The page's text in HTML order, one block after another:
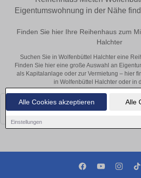
Alle Cookies akzeptieren Alle
Einstellungen
Eigentumswohnung in der Nähe
Finden Sie hier Ihre Reihenhaus zum
Halchter
Suchen Sie in Wolfenbüttel Halchter eine
Finden Sie hier eine große Auswahl an
als Kapitalanlage oder zur Vermietung – hier
in Wolfenbüttel Halchter oder in
Leider konnten wir derzeit keine passenden
bald wieder vorbei!